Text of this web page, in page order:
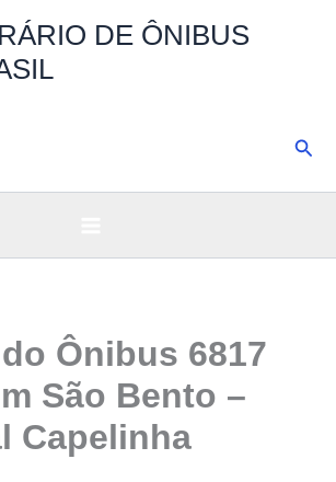
DE ÔNIBUS
Ônibus 6817
São Bento –
Capelinha